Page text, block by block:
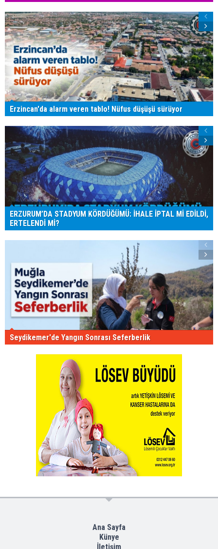
Erzincan'da alarm veren tablo! Nüfus düşüşü sürüyor
ERZURUM’DA STADYUM KÖRDÜĞÜMÜ: İHALE İPTAL Mİ EDİLDİ,
ERTELENDİ Mİ?
Seydikemer'de Yangın Sonrası Seferberlik
Ana Sayfa
Künye
İletişim